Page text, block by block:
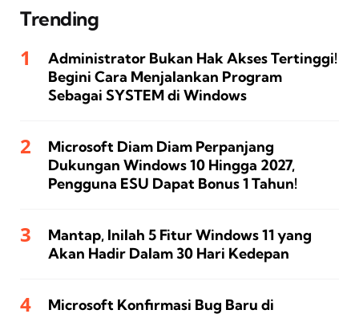
Trending
Administrator Bukan Hak Akses Tertinggi!
Begini Cara Menjalankan Program
Sebagai SYSTEM di Windows
Microsoft Diam Diam Perpanjang
Dukungan Windows 10 Hingga 2027,
Pengguna ESU Dapat Bonus 1 Tahun!
Mantap, Inilah 5 Fitur Windows 11 yang
Akan Hadir Dalam 30 Hari Kedepan
Microsoft Konfirmasi Bug Baru di